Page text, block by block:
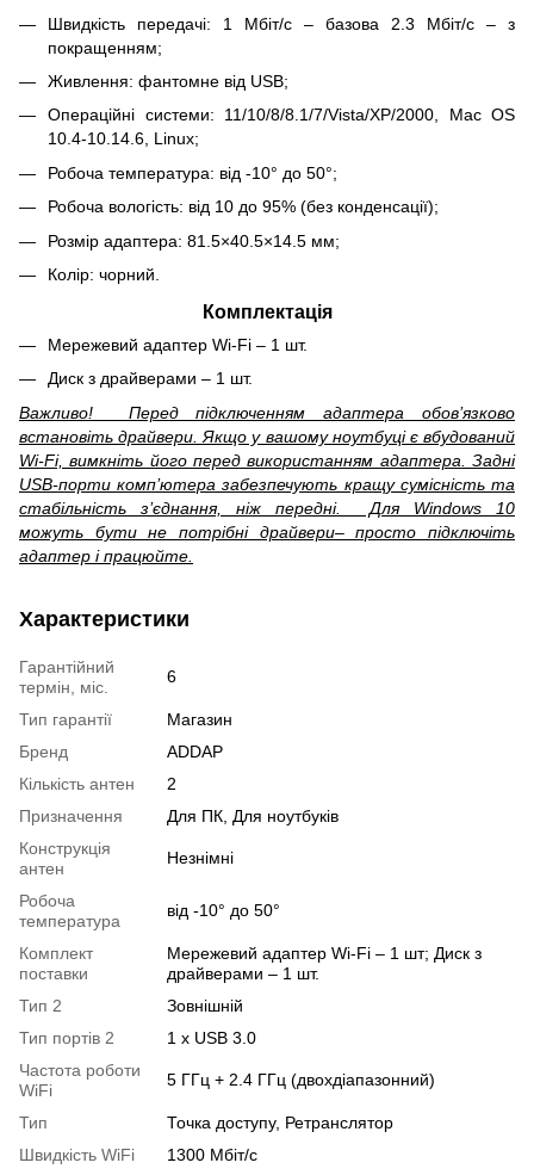
Швидкість передачі: 1 Мбіт/с – базова 2.3 Мбіт/с – з
покращенням;
Живлення: фантомне від USB;
Операційні системи: 11/10/8/8.1/7/Vista/XP/2000, Mac OS
10.4-10.14.6, Linux;
Робоча температура: від -10° до 50°;
Робоча вологість: від 10 до 95% (без конденсації);
Розмір адаптера: 81.5×40.5×14.5 мм;
Колір: чорний.
Комплектація
Мережевий адаптер Wi-Fi – 1 шт.
Диск з драйверами – 1 шт.
Важливо! Перед підключенням адаптера обов’язково
встановіть драйвери. Якщо у вашому ноутбуці є вбудований
Wi-Fi, вимкніть його перед використанням адаптера. Задні
USB-порти комп’ютера забезпечують кращу сумісність та
стабільність з’єднання, ніж передні. Для Windows 10
можуть бути не потрібні драйвери– просто підключіть
адаптер і працюйте.
Характеристики
Гарантійний
термін, міс.
6
Тип гарантії
Магазин
Бренд
ADDAP
Кількість антен
2
Призначення
Для ПК, Для ноутбуків
Конструкція
антен
Незнімні
Робоча
температура
від -10° до 50°
Комплект
поставки
Мережевий адаптер Wi-Fi – 1 шт; Диск з
драйверами – 1 шт.
Тип 2
Зовнішній
Тип портів 2
1 x USB 3.0
Частота роботи
WiFi
5 ГГц + 2.4 ГГц (двохдіапазонний)
Тип
Точка доступу, Ретранслятор
Швидкість WiFi
1300 Мбіт/с